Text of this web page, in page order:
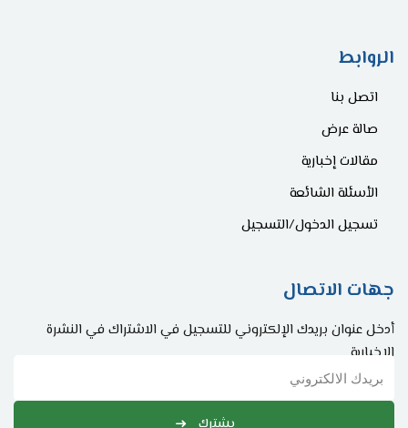
الروابط
اتصل بنا
صالة عرض
مقالات إخبارية
الأسئلة الشائعة
تسجيل الدخول/التسجيل
جهات الاتصال
أدخل عنوان بريدك الإلكتروني للتسجيل في الاشتراك في النشرة
الإخبارية